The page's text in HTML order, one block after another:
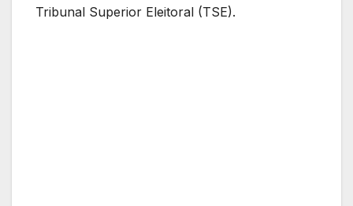
Tribunal Superior Eleitoral (TSE).